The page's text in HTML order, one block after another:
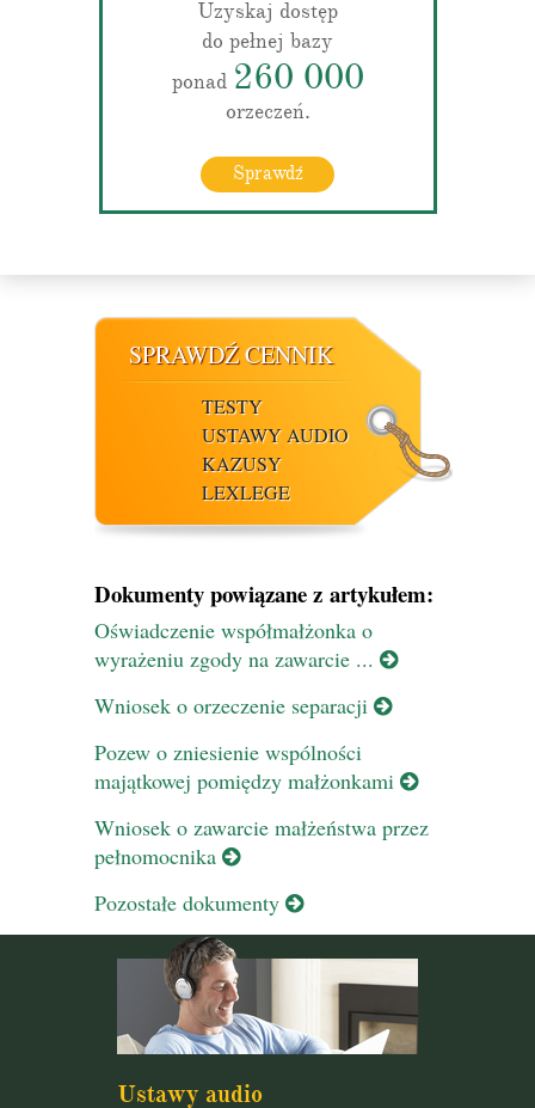
Uzyskaj dostęp
do pełnej bazy
ponad 260 000
orzeczeń.
Sprawdź
SPRAWDŹ CENNIK
TESTY
USTAWY AUDIO
KAZUSY
LEXLEGE
Dokumenty powiązane z artykułem:
Oświadczenie współmałżonka o
wyrażeniu zgody na zawarcie ...
Wniosek o orzeczenie separacji
Pozew o zniesienie wspólności
majątkowej pomiędzy małżonkami
Wniosek o zawarcie małżeństwa przez
pełnomocnika
Pozostałe dokumenty
Ustawy audio